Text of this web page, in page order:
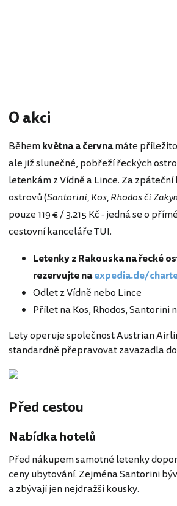
O akci
Běhemkvětna a červnamáte
ale již slunečné, pobřeží řeckých
letenkám z Vídně a Lince. Za
ostrovů (Santorini, Kos, Rhodos či
pouze 119 € / 3.215 Kč - jedná se o
cestovní kanceláře TUI.
Letenky z Rakouska na řecké
rezervujte naexpedia.de/
Odlet z Vídně nebo Lince
Přílet na Kos, Rhodos, Santorini
Lety operuje společnost Austrian
standardně přepravovat zavazadla
Před cestou
Nabídka hotelů
Před nákupem samotné letenky
ceny ubytování. Zejména Santorini
a zbývají jen nejdražší kousky.